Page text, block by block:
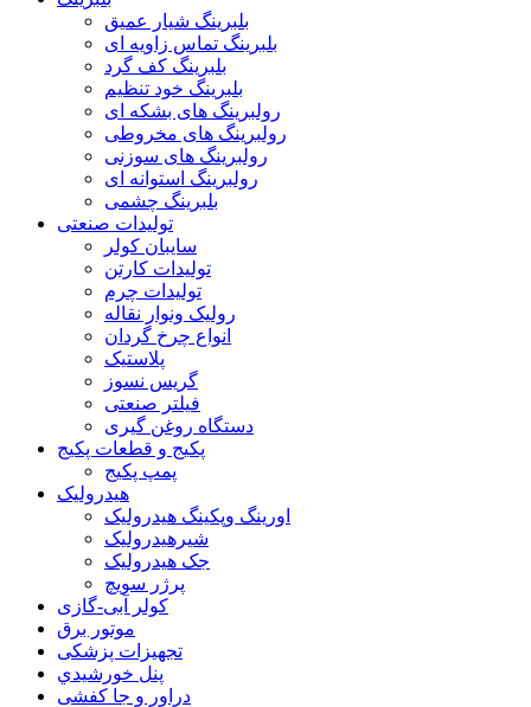
بلبرینگ شیار عمیق
بلبرینگ تماس زاویه ای
بلبرینگ کف گرد
بلبرینگ خود تنظیم
رولبرینگ های بشکه ای
رولبرینگ های مخروطی
رولبرینگ های سوزنی
رولبرینگ استوانه ای
بلبرینگ چشمی
تولیدات صنعتی
سایبان کولر
تولیدات کارتن
تولیدات چرم
رولیک ونوار نقاله
انواع چرخ گردان
پلاستیک
گریس نسوز
فیلتر صنعتی
دستگاه روغن گیری
پکیج و قطعات پکیج
پمپ پکیج
هیدرولیک
اورینگ وپکینگ هیدرولیک
شیرهیدرولیک
جک هیدرولیک
پرژر سویچ
کولر آبی-گازی
موتور برق
تجهیزات پزشکی
پنل خورشيدي
دراور و جا کفشی